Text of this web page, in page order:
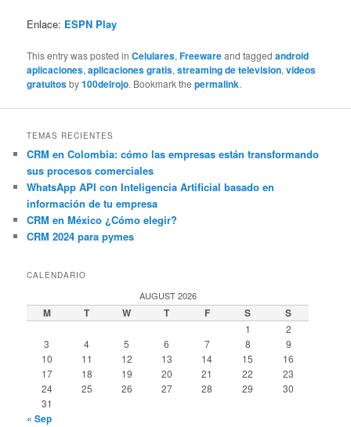
Enlace: ESPN Play
This entry was posted inCelulares,Freewareand taggedandroid
aplicaciones,aplicaciones gratis,streaming de television,videos
gratuitosby100delrojo. Bookmark thepermalink.
TEMAS RECIENTES
CRM en Colombia: cómo las empresas están transformando
sus procesos comerciales
WhatsApp API con Inteligencia Artificial basado en
información de tu empresa
CRM en México ¿Cómo elegir?
CRM 2024 para pymes
CALENDARIO
AUGUST 2026
M T W T F S S
1
2
3
4 5 6 7 8
9
10
11 12 13 14 15
16
17
18 19 20 21 22
23
24
25 26 27 28 29
30
31
« Sep